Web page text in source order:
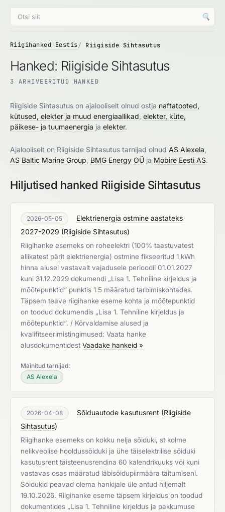
🔍
Riigihanked Eestis Riigiside Sihtasutus
Hanked: Riigiside Sihtasutus
3 ARHIVEERITUD HANKED
Riigiside Sihtasutus on ajalooliselt olnud ostja naftatooted,
kütused, elekter ja muud energiaallikad elekter, küte,
päikese- ja tuumaenergia ja elekter.
Ajalooliselt on Riigiside Sihtasutus tarnijad olnud AS Alexela
AS Baltic Marine Group BMG Energy OÜ ja Mobire Eesti AS.
Hiljutised hanked Riigiside Sihtasutus
2026-05-05
Elektrienergia ostmine aastateks
2027-2029 (Riigiside Sihtasutus)
Riigihanke esemeks on roheelektri (100% taastuvatest
allikatest pärit elektrienergia) ostmine fikseeritud 1 kWh
hinna alusel vastavalt vajadusele perioodil 01.01.2027
kuni 31.12.2029 dokumendi „Lisa 1. Tehniline kirjeldus ja
mõõtepunktid“ punktis 1.5 määratud tarbimiskohtades.
Täpsem teave riigihanke eseme kohta ja mõõtepunktid
on toodud dokumendis „Lisa 1. Tehniline kirjeldus ja
mõõtepunktid“. / Kõrvaldamise alused ja
kvalifitseerimistingimused: Vaata hanke
alusdokumentidest Vaadake hankeid »
Mainitud tarnijad:
AS Alexela
2026-04-08 Sõiduautode kasutusrent (Riigiside
Sihtasutus)
Riigihanke esemeks on kokku nelja sõiduki, st kolme
nelikveolise hooldussõiduki ja ühe täiselektrilise sõiduki
kasutusrent täisteenusrendina 60 kalendrikuuks või kuni
vastavas osas määratud läbisõidupiirmäära täitumiseni.
Sõidukid peavad olema hankijale üle antud hiljemalt
19.10.2026. Riigihanke eseme täpsem kirjeldus on toodud
dokumentides „Lisa 1. Tehniline kirjeldus ja pakkumuse